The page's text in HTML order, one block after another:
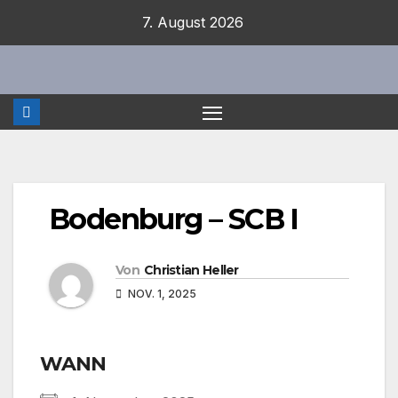
7. August 2026
Bodenburg – SCB I
Von Christian Heller
NOV. 1, 2025
WANN